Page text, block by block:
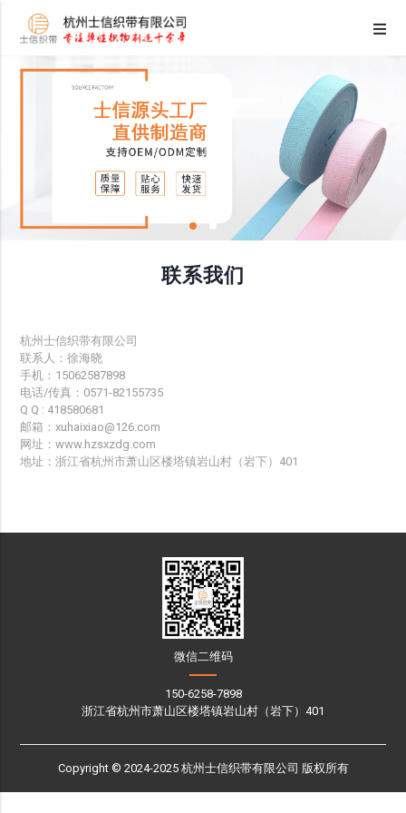
联系我们
杭州士信织带有限公司
联系人：徐海晓
手机：15062587898
电话/传真：0571-82155735
Q Q : 418580681
邮箱：xuhaixiao@126.com
网址：www.hzsxzdg.com
地址：浙江省杭州市萧山区楼塔镇岩山村（岩下）401
微信二维码
150-6258-7898
浙江省杭州市萧山区楼塔镇岩山村（岩下）401
Copyright © 2024-2025 杭州士信织带有限公司 版权所有